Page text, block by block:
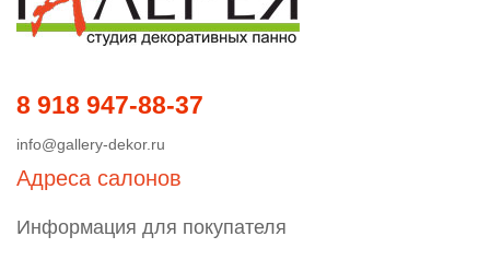
8 918 947-88-37
info@gallery-dekor.ru
Адреса салонов
Информация для покупателя